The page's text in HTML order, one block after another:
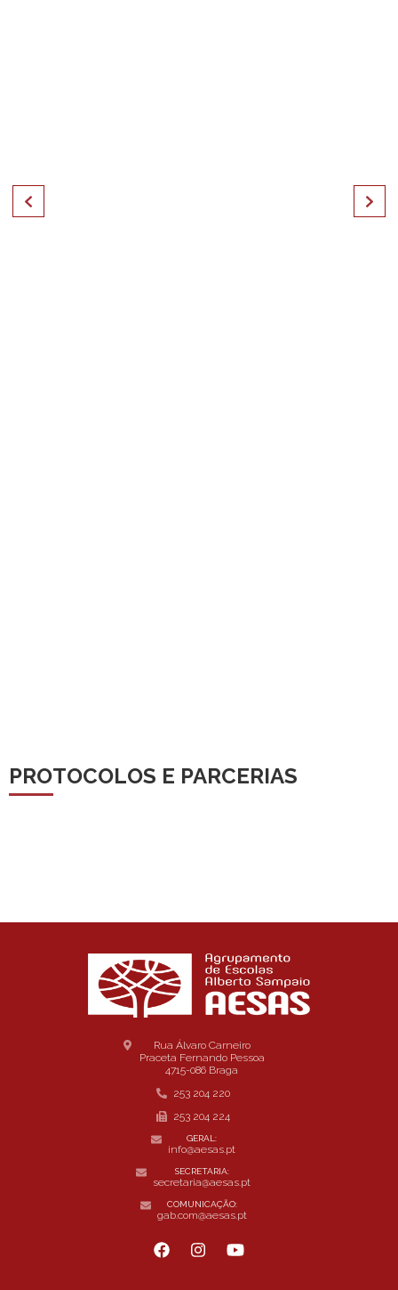
PROTOCOLOS E PARCERIAS
Rua Álvaro Carneiro
Praceta Fernando Pessoa
4715-086 Braga
253 204 220
253 204 224
GERAL:
info@aesas.pt
SECRETARIA:
secretaria@aesas.pt
COMUNICAÇÃO:
gab.com@aesas.pt